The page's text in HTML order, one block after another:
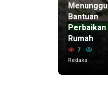
Menunggu
Bantuan
Perbaikan
Rumah
7
Redaksi